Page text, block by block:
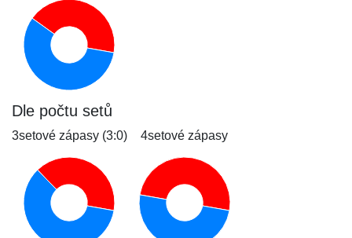
Dle počtu setů
3setové zápasy (3:0) 4setové zápasy